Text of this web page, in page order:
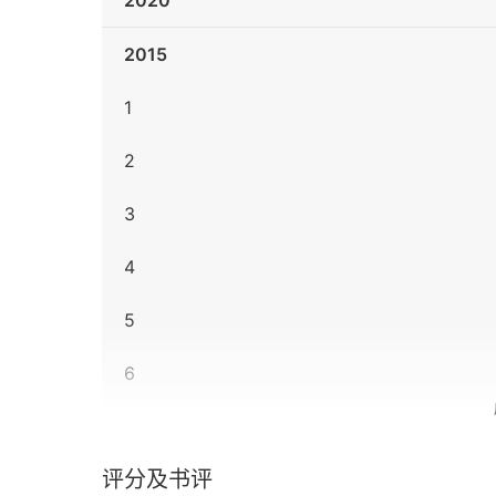
2015
1
2
3
4
5
6
8
评分及书评